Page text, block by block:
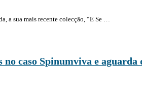
a sua mais recente colecção, “E Se …
caso Spinumviva e